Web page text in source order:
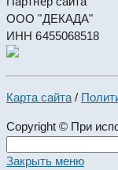
ООО "ДЕКАДА"
ИНН 6455068518
Карта сайта /
Copyright © При
this
Закрыть меню